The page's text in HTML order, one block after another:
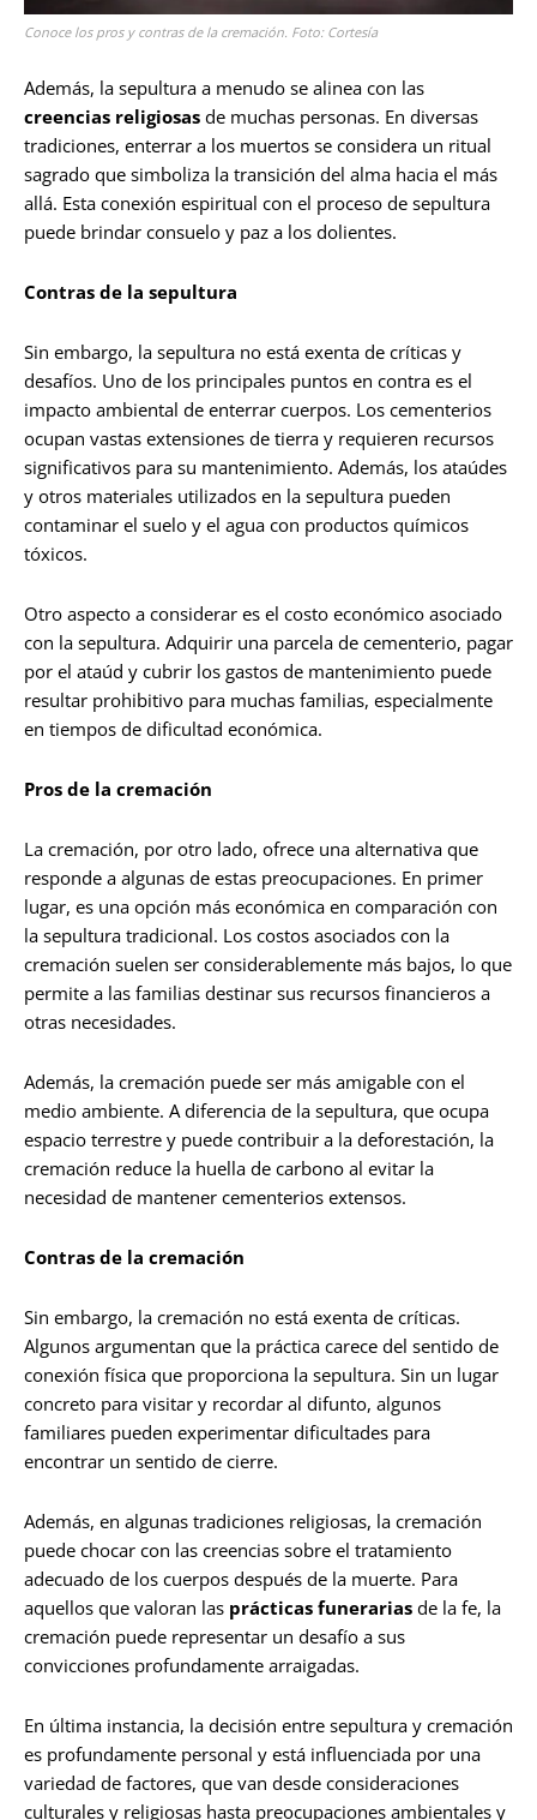
Conoce los pros y contras de la cremación. Foto: Cortesía
Además, la sepultura a menudo se alinea con las
creencias religiosas de muchas personas. En diversas
tradiciones, enterrar a los muertos se considera un ritual
sagrado que simboliza la transición del alma hacia el más
allá. Esta conexión espiritual con el proceso de sepultura
puede brindar consuelo y paz a los dolientes.
Contras de la sepultura
Sin embargo, la sepultura no está exenta de críticas y
desafíos. Uno de los principales puntos en contra es el
impacto ambiental de enterrar cuerpos. Los cementerios
ocupan vastas extensiones de tierra y requieren recursos
significativos para su mantenimiento. Además, los ataúdes
y otros materiales utilizados en la sepultura pueden
contaminar el suelo y el agua con productos químicos
tóxicos.
Otro aspecto a considerar es el costo económico asociado
con la sepultura. Adquirir una parcela de cementerio, pagar
por el ataúd y cubrir los gastos de mantenimiento puede
resultar prohibitivo para muchas familias, especialmente
en tiempos de dificultad económica.
Pros de la cremación
La cremación, por otro lado, ofrece una alternativa que
responde a algunas de estas preocupaciones. En primer
lugar, es una opción más económica en comparación con
la sepultura tradicional. Los costos asociados con la
cremación suelen ser considerablemente más bajos, lo que
permite a las familias destinar sus recursos financieros a
otras necesidades.
Además, la cremación puede ser más amigable con el
medio ambiente. A diferencia de la sepultura, que ocupa
espacio terrestre y puede contribuir a la deforestación, la
cremación reduce la huella de carbono al evitar la
necesidad de mantener cementerios extensos.
Contras de la cremación
Sin embargo, la cremación no está exenta de críticas.
Algunos argumentan que la práctica carece del sentido de
conexión física que proporciona la sepultura. Sin un lugar
concreto para visitar y recordar al difunto, algunos
familiares pueden experimentar dificultades para
encontrar un sentido de cierre.
Además, en algunas tradiciones religiosas, la cremación
puede chocar con las creencias sobre el tratamiento
adecuado de los cuerpos después de la muerte. Para
aquellos que valoran las prácticas funerarias de la fe, la
cremación puede representar un desafío a sus
convicciones profundamente arraigadas.
En última instancia, la decisión entre sepultura y cremación
es profundamente personal y está influenciada por una
variedad de factores, que van desde consideraciones
culturales y religiosas hasta preocupaciones ambientales y